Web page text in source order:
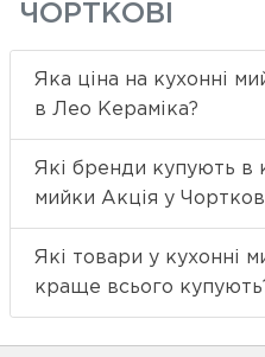
ЧОРТКОВІ
Яка ціна на кухонні
в Лео Кераміка?
Які бренди купують в
мийки Акція у
Які товари у кухонні
краще всього